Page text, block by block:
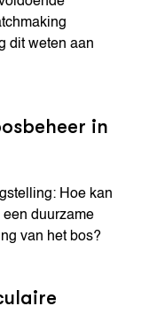
dit weten aan
in
Hoe kan
duurzame
van het bos?